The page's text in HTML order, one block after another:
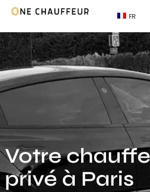
FR
Votre
privé à Paris